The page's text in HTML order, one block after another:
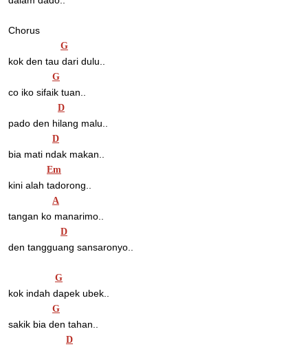
Chorus
G
kok den tau dari dulu..
G
co iko sifaik tuan..
D
pado den hilang malu..
D
bia mati ndak makan..
Em
kini alah tadorong..
A
tangan ko manarimo..
D
den tangguang sansaronyo..
G
kok indah dapek ubek..
G
sakik bia den tahan..
D